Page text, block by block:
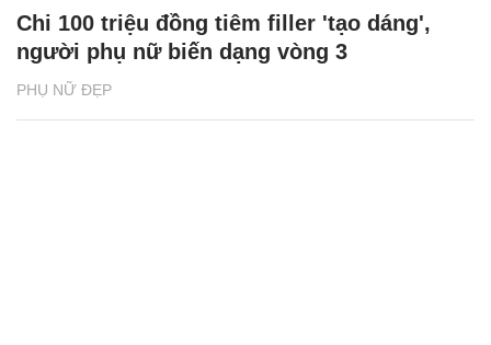
PHỤ NỮ ĐẸP
Chi 100 triệu đồng tiêm filler 'tạo dáng',
người phụ nữ biến dạng vòng 3